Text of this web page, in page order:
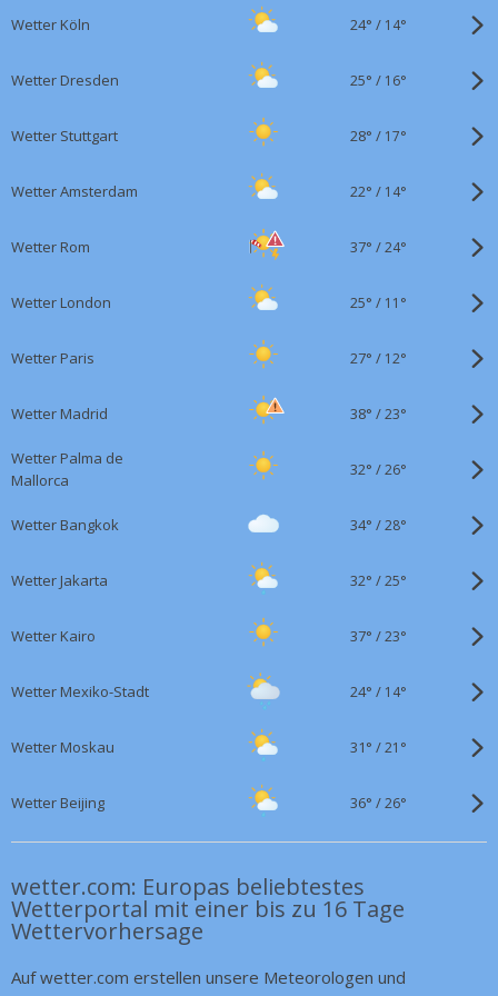
15:30
Wetter Hundstage 2026:
Nächste Hitzewelle im
Wetter Köln 24° / 14°
Wetter Dresden 25° / 16°
Wetter Stuttgart 28° / 17°
Wetter Amsterdam 22° / 14°
Wetter Rom 37° /24°
Wetter London 25° / 11°
Wetter Paris 27° / 12°
Wetter Madrid 38° /23°
Wetter Palma de
Mallorca
32° /26°
Wetter Bangkok 34° /28°
Wetter Jakarta 32° /25°
Wetter Kairo 37° /23°
Wetter Mexiko-Stadt 24° / 14°
Wetter Moskau 31° /21°
Wetter Beijing 36° /26°
wetter.com: Europas beliebtestes
Wetterportal mit einer bis zu 16 Tage
Wettervorhersage
Auf wetter.com erstellen unsere Meteorologen und